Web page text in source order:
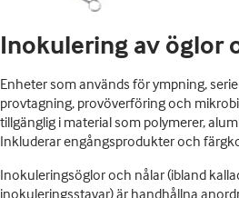
Inokulering av öglor
Enheter som används för ympning,
provtagning, provöverföring och
tillgänglig i material som polymerer,
Inkluderar engångsprodukter och
Inokuleringsöglor och nålar (ibland
inokuleringsstavar) är handhållna